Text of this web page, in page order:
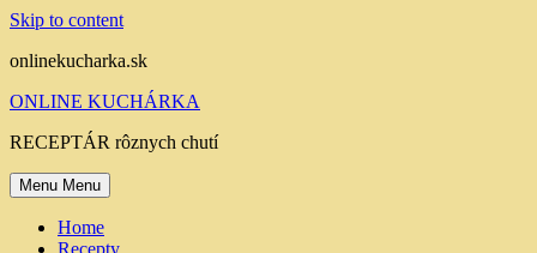
Skip to content
onlinekucharka.sk
ONLINE KUCHÁRKA
RECEPTÁR rôznych chutí
Menu Menu
Home
Recepty